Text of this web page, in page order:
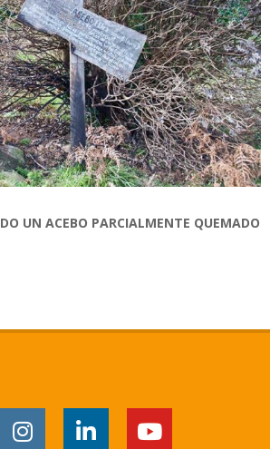
UN ACEBO PARCIALMENTE QUEMADO